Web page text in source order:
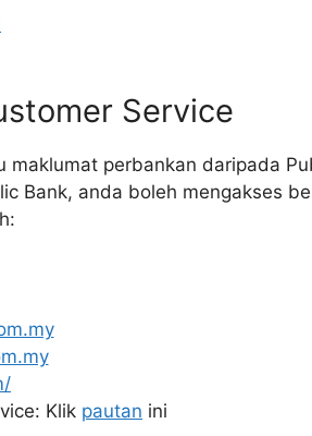
Service
perbankan daripada
Bank, anda boleh mengakses
Klik pautan ini